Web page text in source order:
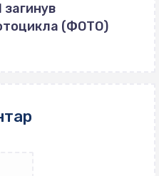
(ФОТО)